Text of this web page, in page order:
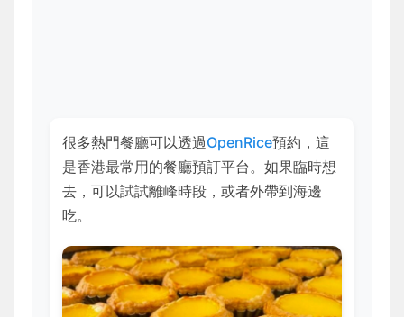
很多熱門餐廳可以透過OpenRice預約，這
是香港最常用的餐廳預訂平台。如果臨時想
去，可以試試離峰時段，或者外帶到海邊
吃。